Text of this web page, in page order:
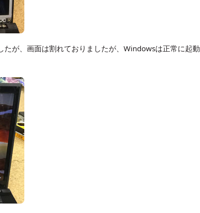
が、画面は割れておりましたが、Windowsは正常に起動